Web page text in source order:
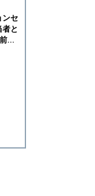
ンセ
と
...